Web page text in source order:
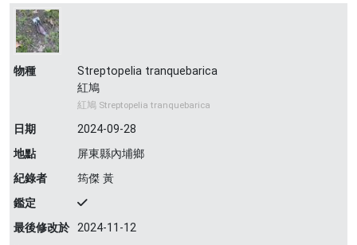
物種
Streptopelia tranquebarica
紅鳩
紅鳩 Streptopelia tranquebarica
日期
2024-09-28
地點
屏東縣內埔鄉
紀錄者
筠傑 黃
鑑定
最後修改於 2024-11-12